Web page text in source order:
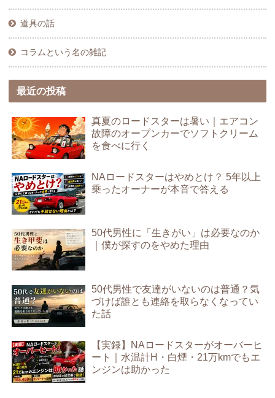
道具の話
コラムという名の雑記
最近の投稿
真夏のロードスターは暑い｜エアコン
故障のオープンカーでソフトクリーム
を食べに行く
NAロードスターはやめとけ？ 5年以上
乗ったオーナーが本音で答える
50代男性に「生きがい」は必要なのか
｜僕が探すのをやめた理由
50代男性で友達がいないのは普通？気
づけば誰とも連絡を取らなくなってい
た話
【実録】NAロードスターがオーバーヒ
ート｜水温計H・白煙・21万kmでもエ
ンジンは助かった